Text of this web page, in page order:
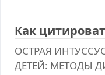
Как
ОСТРАЯ
ДЕТЕЙ: МЕТОДЫ